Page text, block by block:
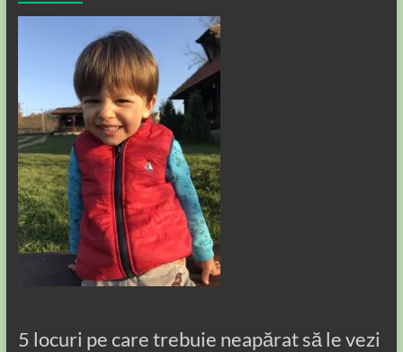
5 locuri pe care trebuie neapărat să le vezi